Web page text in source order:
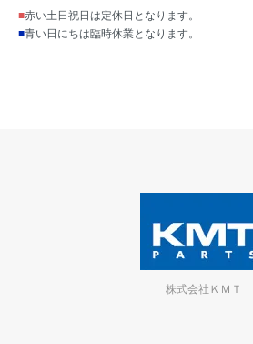
■赤い土日祝日は定休日となります。
■青い日にちは臨時休業となります。
株式会社ＫＭＴ